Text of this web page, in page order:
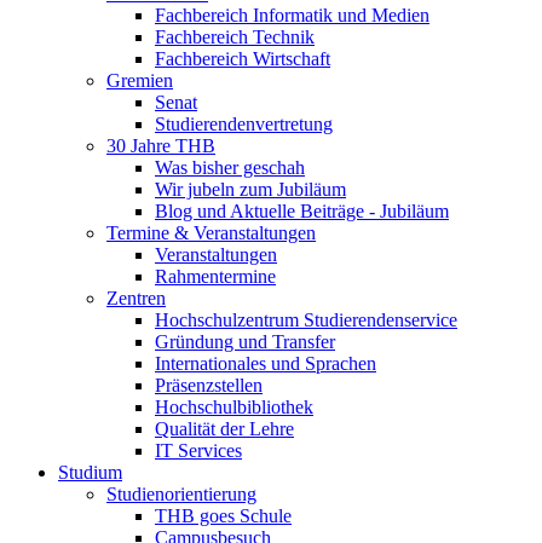
Fachbereich Informatik und Medien
Fachbereich Technik
Fachbereich Wirtschaft
Gremien
Senat
Studierendenvertretung
30 Jahre THB
Was bisher geschah
Wir jubeln zum Jubiläum
Blog und Aktuelle Beiträge - Jubiläum
Termine & Veranstaltungen
Veranstaltungen
Rahmentermine
Zentren
Hochschulzentrum Studierendenservice
Gründung und Transfer
Internationales und Sprachen
Präsenzstellen
Hochschulbibliothek
Qualität der Lehre
IT Services
Studium
Studienorientierung
THB goes Schule
Campusbesuch